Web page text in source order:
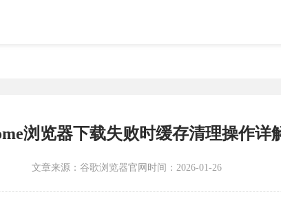
浏览器下载失败时缓存清理操作详
文章来源： 谷歌浏览器官网 时间：2026-01-26